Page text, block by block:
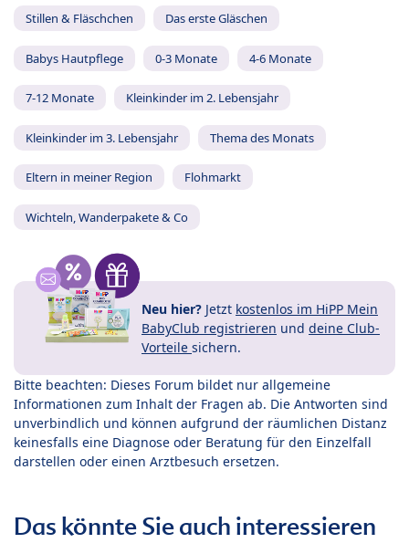
Stillen & Fläschchen Das erste Gläschen
Babys Hautpflege 0-3 Monate 4-6 Monate
7-12 Monate Kleinkinder im 2. Lebensjahr
Kleinkinder im 3. Lebensjahr Thema des Monats
Eltern in meiner Region Flohmarkt
Wichteln, Wanderpakete & Co
Neu hier? Jetzt kostenlos im HiPP Mein
BabyClub registrieren und deine Club-
Vorteile sichern.
Bitte beachten: Dieses Forum bildet nur allgemeine
Informationen zum Inhalt der Fragen ab. Die Antworten sind
unverbindlich und können aufgrund der räumlichen Distanz
keinesfalls eine Diagnose oder Beratung für den Einzelfall
darstellen oder einen Arztbesuch ersetzen.
Das könnte Sie auch interessieren